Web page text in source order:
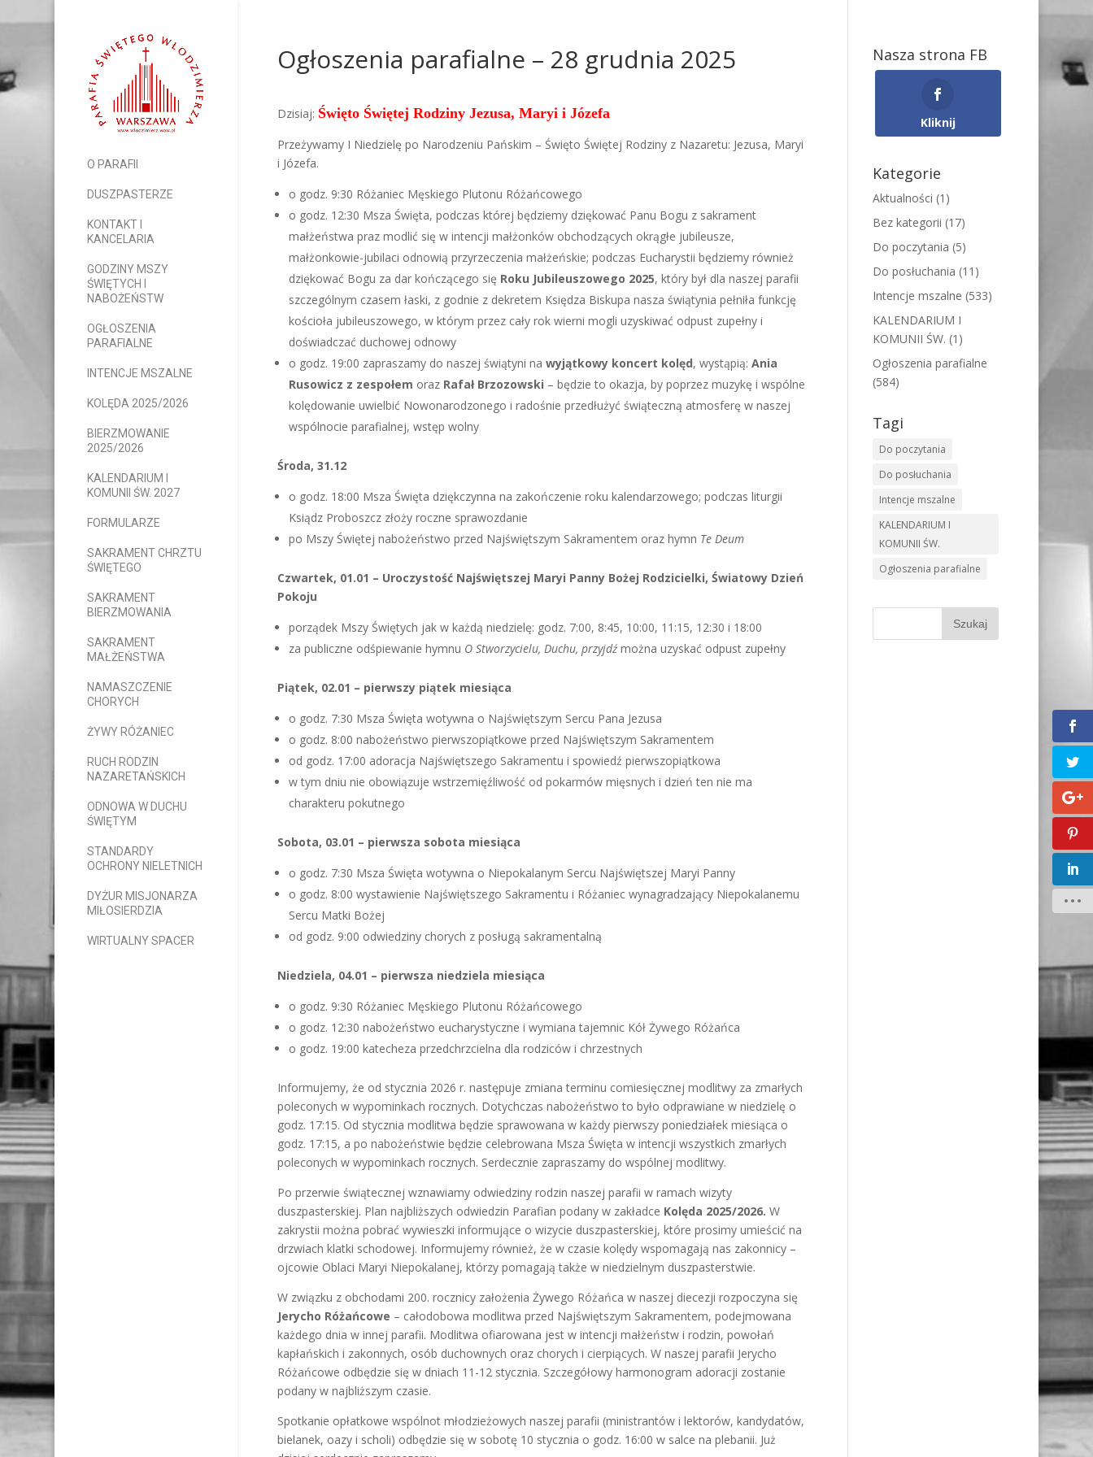
O PARAFII
DUSZPASTERZE
KONTAKT I
KANCELARIA
GODZINY MSZY
ŚWIĘTYCH I
NABOŻEŃSTW
OGŁOSZENIA
PARAFIALNE
INTENCJE MSZALNE
KOLĘDA 2025/2026
BIERZMOWANIE
2025/2026
KALENDARIUM I
KOMUNII ŚW. 2027
FORMULARZE
SAKRAMENT CHRZTU
ŚWIĘTEGO
SAKRAMENT
BIERZMOWANIA
SAKRAMENT
MAŁŻEŃSTWA
NAMASZCZENIE
CHORYCH
ŻYWY RÓŻANIEC
RUCH RODZIN
NAZARETAŃSKICH
ODNOWA W DUCHU
ŚWIĘTYM
STANDARDY
OCHRONY NIELETNICH
DYŻUR MISJONARZA
MIŁOSIERDZIA
WIRTUALNY SPACER
Ogłoszenia parafialne – 28 grudnia 2025
Dzisiaj: Święto Świętej Rodziny Jezusa, Maryi i Józefa
Przeżywamy I Niedzielę po Narodzeniu Pańskim – Święto Świętej Rodziny z Nazaretu: Jezusa, Maryi
i Józefa.
o godz. 9:30 Różaniec Męskiego Plutonu Różańcowego
o godz. 12:30 Msza Święta, podczas której będziemy dziękować Panu Bogu z sakrament
małżeństwa praz modlić się w intencji małżonków obchodzących okrągłe jubileusze,
małżonkowie-jubilaci odnowią przyrzeczenia małżeńskie; podczas Eucharystii będziemy również
dziękować Bogu za dar kończącego się Roku Jubileuszowego 2025, który był dla naszej parafii
szczególnym czasem łaski, z godnie z dekretem Księdza Biskupa nasza świątynia pełniła funkcję
kościoła jubileuszowego, w którym przez cały rok wierni mogli uzyskiwać odpust zupełny i
doświadczać duchowej odnowy
o godz. 19:00 zapraszamy do naszej świątyni na wyjątkowy koncert kolęd, wystąpią: Ania
Rusowicz z zespołem oraz Rafał Brzozowski – będzie to okazja, by poprzez muzykę i wspólne
kolędowanie uwielbić Nowonarodzonego i radośnie przedłużyć świąteczną atmosferę w naszej
wspólnocie parafialnej, wstęp wolny
Środa, 31.12
o godz. 18:00 Msza Święta dziękczynna na zakończenie roku kalendarzowego; podczas liturgii
Ksiądz Proboszcz złoży roczne sprawozdanie
po Mszy Świętej nabożeństwo przed Najświętszym Sakramentem oraz hymn Te Deum
Czwartek, 01.01 – Uroczystość Najświętszej Maryi Panny Bożej Rodzicielki, Światowy Dzień
Pokoju
porządek Mszy Świętych jak w każdą niedzielę: godz. 7:00, 8:45, 10:00, 11:15, 12:30 i 18:00
za publiczne odśpiewanie hymnu O Stworzycielu, Duchu, przyjdź można uzyskać odpust zupełny
Piątek, 02.01 – pierwszy piątek miesiąca
o godz. 7:30 Msza Święta wotywna o Najświętszym Sercu Pana Jezusa
o godz. 8:00 nabożeństwo pierwszopiątkowe przed Najświętszym Sakramentem
od godz. 17:00 adoracja Najświętszego Sakramentu i spowiedź pierwszopiątkowa
w tym dniu nie obowiązuje wstrzemięźliwość od pokarmów mięsnych i dzień ten nie ma
charakteru pokutnego
Sobota, 03.01 – pierwsza sobota miesiąca
o godz. 7:30 Msza Święta wotywna o Niepokalanym Sercu Najświętszej Maryi Panny
o godz. 8:00 wystawienie Najświętszego Sakramentu i Różaniec wynagradzający Niepokalanemu
Sercu Matki Bożej
od godz. 9:00 odwiedziny chorych z posługą sakramentalną
Niedziela, 04.01 – pierwsza niedziela miesiąca
o godz. 9:30 Różaniec Męskiego Plutonu Różańcowego
o godz. 12:30 nabożeństwo eucharystyczne i wymiana tajemnic Kół Żywego Różańca
o godz. 19:00 katecheza przedchrzcielna dla rodziców i chrzestnych
Informujemy, że od stycznia 2026 r. następuje zmiana terminu comiesięcznej modlitwy za zmarłych
poleconych w wypominkach rocznych. Dotychczas nabożeństwo to było odprawiane w niedzielę o
godz. 17:15. Od stycznia modlitwa będzie sprawowana w każdy pierwszy poniedziałek miesiąca o
godz. 17:15, a po nabożeństwie będzie celebrowana Msza Święta w intencji wszystkich zmarłych
poleconych w wypominkach rocznych. Serdecznie zapraszamy do wspólnej modlitwy.
Po przerwie świątecznej wznawiamy odwiedziny rodzin naszej parafii w ramach wizyty
duszpasterskiej. Plan najbliższych odwiedzin Parafian podany w zakładce Kolęda 2025/2026. W
zakrystii można pobrać wywieszki informujące o wizycie duszpasterskiej, które prosimy umieścić na
drzwiach klatki schodowej. Informujemy również, że w czasie kolędy wspomagają nas zakonnicy –
ojcowie Oblaci Maryi Niepokalanej, którzy pomagają także w niedzielnym duszpasterstwie.
W związku z obchodami 200. rocznicy założenia Żywego Różańca w naszej diecezji rozpoczyna się
Jerycho Różańcowe – całodobowa modlitwa przed Najświętszym Sakramentem, podejmowana
każdego dnia w innej parafii. Modlitwa ofiarowana jest w intencji małżeństw i rodzin, powołań
kapłańskich i zakonnych, osób duchownych oraz chorych i cierpiących. W naszej parafii Jerycho
Różańcowe odbędzie się w dniach 11-12 stycznia. Szczegółowy harmonogram adoracji zostanie
podany w najbliższym czasie.
Spotkanie opłatkowe wspólnot młodzieżowych naszej parafii (ministrantów i lektorów, kandydatów,
bielanek, oazy i scholi) odbędzie się w sobotę 10 stycznia o godz. 16:00 w salce na plebanii. Już
Nasza strona FB
Kliknij
Kategorie
Aktualności (1)
Bez kategorii (17)
Do poczytania (5)
Do posłuchania (11)
Intencje mszalne (533)
KALENDARIUM I
KOMUNII ŚW. (1)
Ogłoszenia parafialne
(584)
Tagi
Do poczytania
Do posłuchania
Intencje mszalne
KALENDARIUM I
KOMUNII ŚW.
Ogłoszenia parafialne